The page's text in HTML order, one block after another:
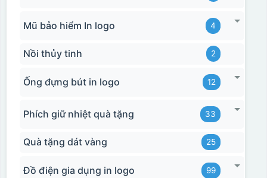
Hộp xi bình giữ nhiệt
Mũ bảo hiểm In logo 4
Nồi thủy tinh 2
Ống đựng bút in logo 12
Phích giữ nhiệt quà tặng 33
Quà tặng dát vàng 25
Đồ điện gia dụng in logo 99